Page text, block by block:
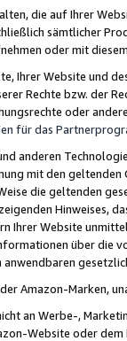
die auf Ihrer
sämtlicher
oder mit
Ihrer Website und
Rechte bzw. der
oder
für das
anderen
mit den
die geltenden
Hinweises,
Ihrer Website
über die
Amazon-Marken,
an Werbe-,
Website oder